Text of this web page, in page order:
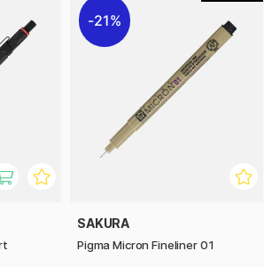
21%
SAKURA
Pigma Micron Fineliner 01